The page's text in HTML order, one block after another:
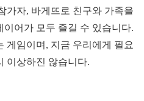
가자, 바게뜨로 친구와 가족을
어가 모두 즐길 수 있습니다.
게임이며, 지금 우리에게 필요
이상하진 않습니다.